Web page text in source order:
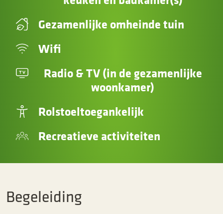
Gezamenlijke omheinde tuin
Wifi
Radio & TV (in de gezamenlijke
woonkamer)
Rolstoeltoegankelijk
Recreatieve activiteiten
Begeleiding